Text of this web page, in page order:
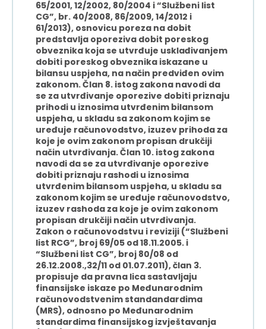
65/2001, 12/2002, 80/2004 i “Službeni list
CG”, br. 40/2008, 86/2009, 14/2012 i
61/2013), osnovicu poreza na dobit
predstavlja oporeziva dobit poreskog
obveznika koja se utvrđuje usklađivanjem
dobiti poreskog obveznika iskazane u
bilansu uspjeha, na način predviđen ovim
zakonom. Član 8. istog zakona navodi da
se za utvrđivanje oporezive dobiti priznaju
prihodi u iznosima utvrđenim bilansom
uspjeha, u skladu sa zakonom kojim se
uređuje računovodstvo, izuzev prihoda za
koje je ovim zakonom propisan drukčiji
način utvrđivanja. Član 10. istog zakona
navodi da se za utvrđivanje oporezive
dobiti priznaju rashodi u iznosima
utvrđenim bilansom uspjeha, u skladu sa
zakonom kojim se uređuje računovodstvo,
izuzev rashoda za koje je ovim zakonom
propisan drukčiji način utvrđivanja.
Zakon o računovodstvu i reviziji (“Službeni
list RCG”, broj 69/05 od 18.11.2005. i
“Službeni list CG”, broj 80/08 od
26.12.2008.,32/11 od 01.07.2011), član 3.
propisuje da pravna lica sastavljaju
finansijske iskaze po Međunarodnim
računovodstvenim standandardima
(MRS), odnosno po Međunarodnim
standardima finansijskog izvještavanja